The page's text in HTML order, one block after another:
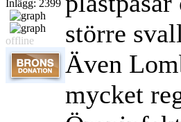
Inlägg: 2399
offline
större
Även
mycket